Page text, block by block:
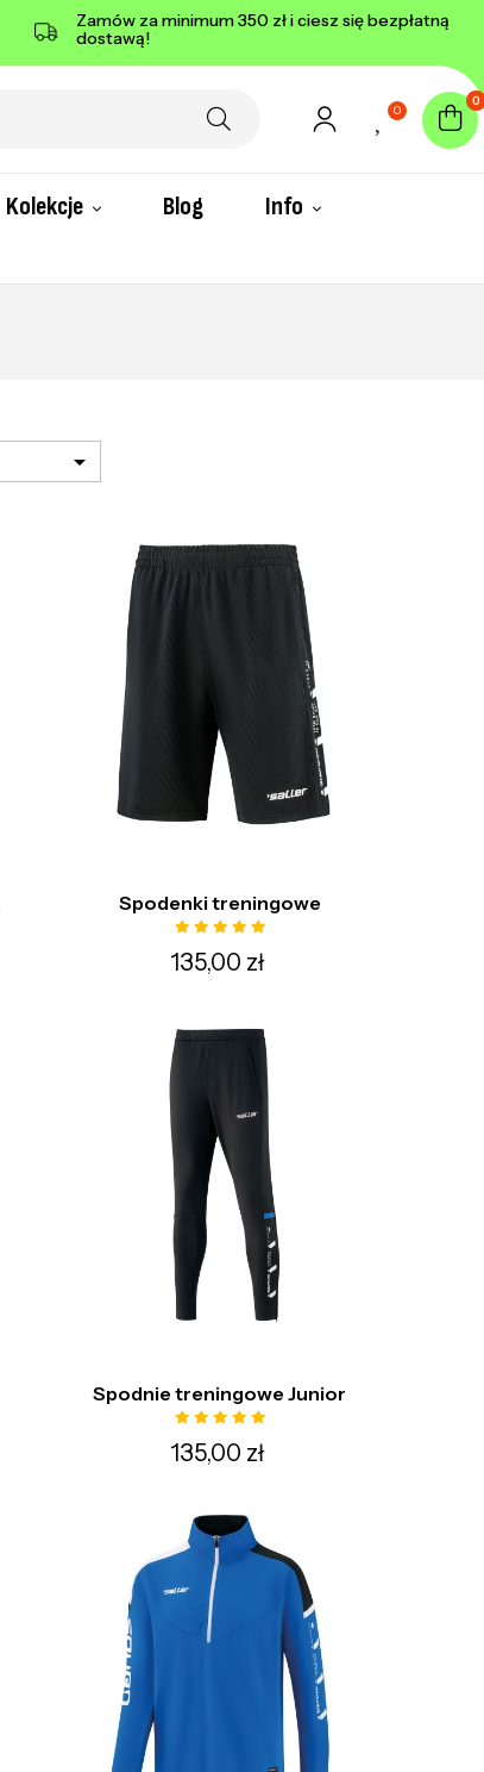
Zamów za minimum 350 zł i ciesz się bezpłatną
dostawą!
0
0
Kolekcje Blog
Info

Spodenki treningowe
135,00 zł
Spodnie treningowe Junior
135,00 zł